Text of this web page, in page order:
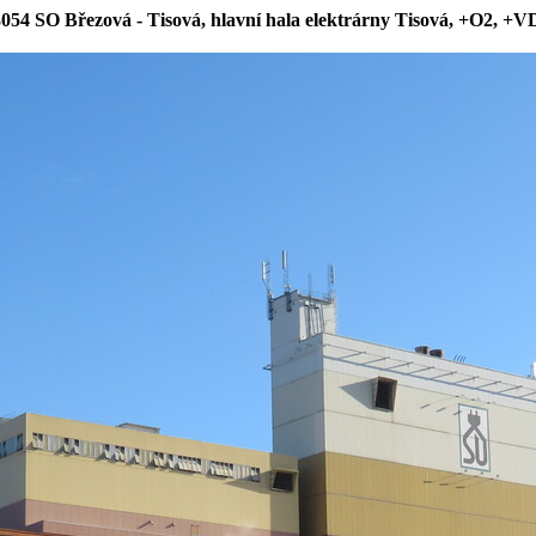
SO Březová - Tisová, hlavní hala elektrárny Tisová, +O2,